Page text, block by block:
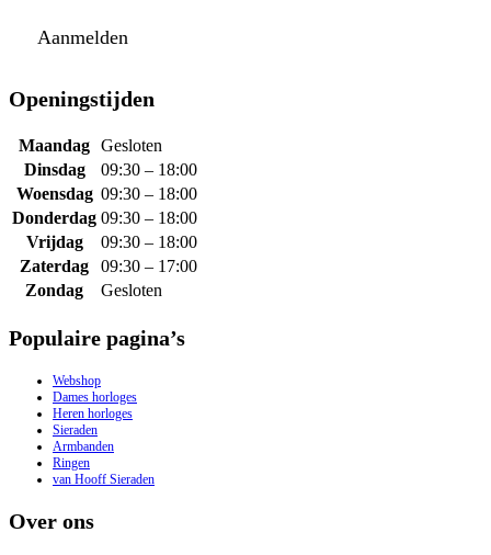
Aanmelden
Openingstijden
Maandag Gesloten
Dinsdag
09:30 – 18:00
Woensdag 09:30 – 18:00
Donderdag 09:30 – 18:00
Vrijdag
09:30 – 18:00
Zaterdag
09:30 – 17:00
Zondag
Gesloten
Populaire pagina’s
Webshop
Dames horloges
Heren horloges
Sieraden
Armbanden
Ringen
van Hooff Sieraden
Over ons